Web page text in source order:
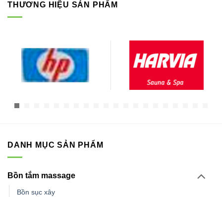
THƯƠNG HIỆU SẢN PHẨM
DANH MỤC SẢN PHẨM
Bồn tắm massage
Bồn sục xây